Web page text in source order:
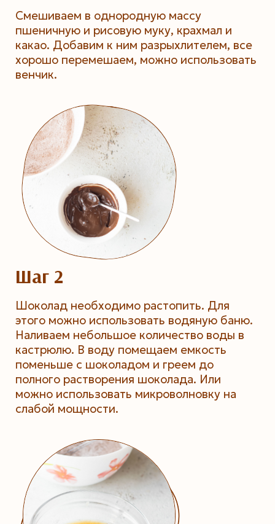
Смешиваем в однородную массу
пшеничную и рисовую муку, крахмал и
какао. Добавим к ним разрыхлителем, все
хорошо перемешаем, можно использовать
венчик.
Шаг 2
Шоколад необходимо растопить. Для
этого можно использовать водяную баню.
Наливаем небольшое количество воды в
кастрюлю. В воду помещаем емкость
поменьше с шоколадом и греем до
полного растворения шоколада. Или
можно использовать микроволновку на
слабой мощности.